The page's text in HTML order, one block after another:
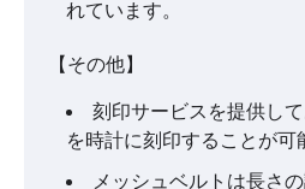
れています。
【その他】
刻印サービスを提供し
を時計に刻印することが可
メッシュベルトは長さ